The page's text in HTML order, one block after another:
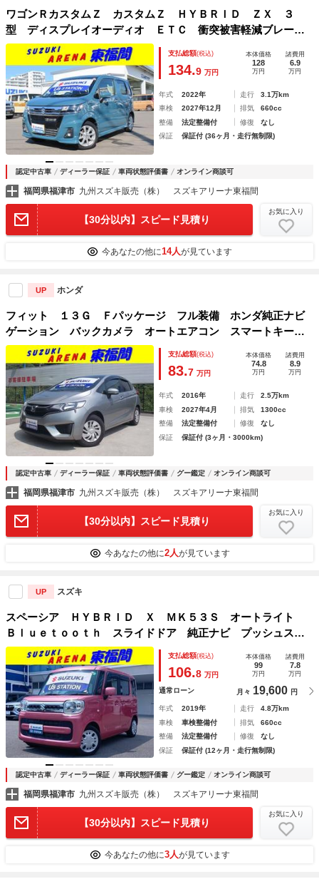
ワゴンＲカスタムＺ カスタムＺ ＨＹＢＲＩＤ ＺＸ ３
型 ディスプレイオーディオ ＥＴＣ 衝突被害軽減ブレーキ
サポート アイドリングストップ ＬＥＤヘッドライト フォ
グランプ スマートキー 運転席シートヒーター アダプティ
ブクルーズコントロール
支払総額(税込)
134.9 万円
本体価格
128
万円
諸費用
6.9
万円
年式 2022年 走行
3.1万km
車検
2027年12月 排気
660cc
整備
法定整備付 修復
なし
保証
保証付 (36ヶ月・走行無制限)
認定中古車 ディーラー保証 車両状態評価書 オンライン商談可
福岡県福津市 九州スズキ販売（株） スズキアリーナ東福間
【30分以内】スピード見積り
お気に入り
今あなたの他に14人が見ています
UP ホンダ
フィット １３Ｇ Ｆパッケージ フル装備 ホンダ純正ナビ
ゲーション バックカメラ オートエアコン スマートキーレ
ス アイドリングストップ ＣＶＴ ２ＷＤ ＦＦ パワス
テ パワーウインドウ
支払総額(税込)
83.7 万円
本体価格
74.8
万円
諸費用
8.9
万円
年式 2016年 走行
2.5万km
車検
2027年4月 排気
1300cc
整備
法定整備付 修復
なし
保証
保証付 (3ヶ月・3000km)
認定中古車 ディーラー保証 車両状態評価書 グー鑑定 オンライン商談可
福岡県福津市 九州スズキ販売（株） スズキアリーナ東福間
【30分以内】スピード見積り
お気に入り
今あなたの他に2人が見ています
UP スズキ
スペーシア ＨＹＢＲＩＤ Ｘ ＭＫ５３Ｓ オートライト
Ｂｌｕｅｔｏｏｔｈ スライドドア 純正ナビ プッシュスタ
ート オートエアコン 衝突被害軽減システム アイドリング
ストップ 横滑り防止機能 盗難防止システム １年保証付
支払総額(税込)
106.8 万円
本体価格
99
万円
諸費用
7.8
万円
通常ローン 月々 19,600 円
年式 2019年 走行
4.8万km
車検
車検整備付 排気
660cc
整備
法定整備付 修復
なし
保証
保証付 (12ヶ月・走行無制限)
認定中古車 ディーラー保証 車両状態評価書 グー鑑定 オンライン商談可
福岡県福津市 九州スズキ販売（株） スズキアリーナ東福間
【30分以内】スピード見積り
お気に入り
今あなたの他に3人が見ています